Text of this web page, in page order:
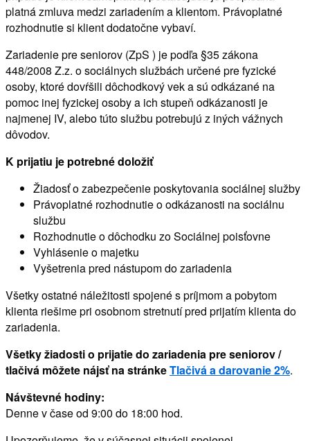
platná zmluva medzi zariadením a klientom. Právoplatné
rozhodnutie si klient dodatočne vybaví.
Zariadenie pre seniorov (ZpS ) je podľa §35 zákona
448/2008 Z.z. o sociálnych službách určené pre fyzické
osoby, ktoré dovŕšili dôchodkový vek a sú odkázané na
pomoc inej fyzickej osoby a ich stupeň odkázanosti je
najmenej IV, alebo túto službu potrebujú z iných vážnych
dôvodov.
K prijatiu je potrebné doložiť
Žiadosť o zabezpečenie poskytovania sociálnej služby
Právoplatné rozhodnutie o odkázanosti na sociálnu
službu
Rozhodnutie o dôchodku zo Sociálnej poisťovne
Vyhlásenie o majetku
Vyšetrenia pred nástupom do zariadenia
Všetky ostatné náležitosti spojené s príjmom a pobytom
klienta riešime pri osobnom stretnutí pred prijatím klienta do
zariadenia.
Všetky žiadosti o prijatie do zariadenia pre seniorov /
tlačivá môžete nájsť na stránkeTlačivá a darovanie 2%.
Návštevné hodiny:
Denne v čase od 9:00 do 18:00 hod.